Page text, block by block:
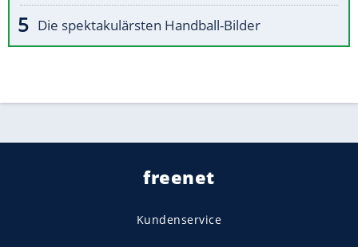
Die spektakulärsten Handball-Bilder
freenet
Kundenservice